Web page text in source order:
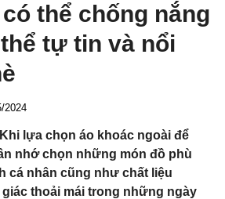
thể chống nắng
tự tin và nổi
2024
Khi lựa chọn áo khoác ngoài để
nhớ chọn những món đồ phù
cá nhân cũng như chất liệu
thoải mái trong những ngày